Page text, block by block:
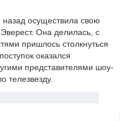
назад осуществила свою
Она делилась, с
пришлось столкнуться
оказался
представителями шоу-
телезвезду.